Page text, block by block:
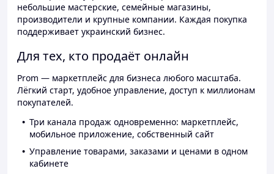
небольшие мастерские, семейные магазины,
производители и крупные компании. Каждая покупка
поддерживает украинский бизнес.
Для тех, кто продаёт онлайн
Prom — маркетплейс для бизнеса любого масштаба.
Лёгкий старт, удобное управление, доступ к миллионам
покупателей.
Три канала продаж одновременно: маркетплейс,
мобильное приложение, собственный сайт
Управление товарами, заказами и ценами в одном
кабинете